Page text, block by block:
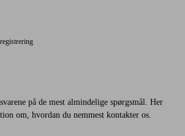
på de mest almindelige spørgsmål. Her
om, hvordan du nemmest kontakter os.